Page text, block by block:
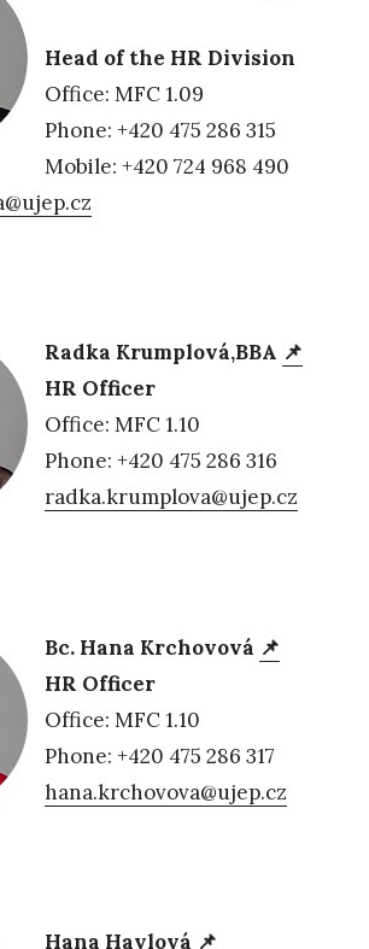
Head of the HR Division
Office: MFC 1.09
Phone: +420 475 286 315
Mobile: +420 724 968 490
Radka Krumplová,BBA 📌
HR Officer
Office: MFC 1.10
Phone: +420 475 286 316
radka.krumplova@ujep.cz
Bc. Hana Krchovová 📌
HR Officer
Office: MFC 1.10
Phone: +420 475 286 317
hana.krchovova@ujep.cz
Hana Havlová 📌